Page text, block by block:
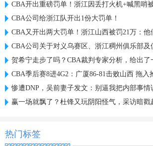
CBA开出重磅罚单！浙江因丢打火机+喊黑哨被
CBA公司给浙江队开出1份大罚单！
CBA又开出两大罚单！浙江山西被罚21万：他们
CBA公司关于对义乌赛区、浙江稠州俱乐部及俱乐部
贺希宁走步了吗？CBA裁判专家分析，给出了
CBA季后赛8进4G2：广厦86-81击败山西 拖入
惨遭DNP，吴前妻子发文：别逼我把内部事情说
赢一场就飘了？杜锋又玩阴阳怪气，采访暗戳赵
热门标签